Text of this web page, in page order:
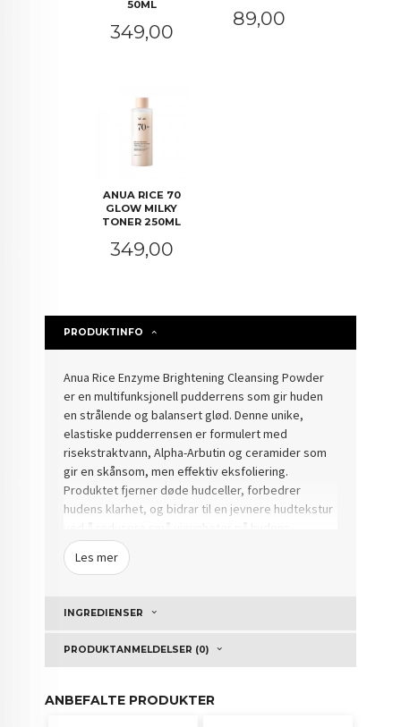
50ML
Pris
349,00
Pris
89,00
ANUA RICE 70
GLOW MILKY
TONER 250ML
Pris
349,00
PRODUKTINFO
Anua Rice Enzyme Brightening Cleansing Powder
er en multifunksjonell pudderrens som gir huden
en strålende og balansert glød. Denne unike,
elastiske pudderrensen er formulert med
risekstraktvann, Alpha-Arbutin og ceramider som
gir en skånsom, men effektiv eksfoliering.
Produktet fjerner døde hudceller, forbedrer
hudens klarhet, og bidrar til en jevnere hudtekstur
overflate.
bevare hudens naturlige fuktbarriere, slik at huden
forsterker hudens naturlige utstråling uten å
brukes både som en daglig rens eller som en dypt
Les mer
INGREDIENSER
PRODUKTANMELDELSER (0)
ANBEFALTE PRODUKTER